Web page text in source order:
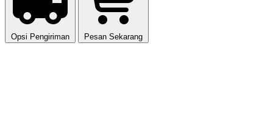
Opsi Pengiriman Pesan Sekarang